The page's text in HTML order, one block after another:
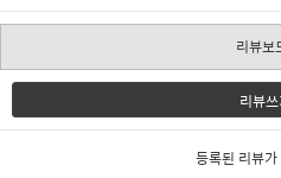
리뷰보
리뷰
등록된 리뷰